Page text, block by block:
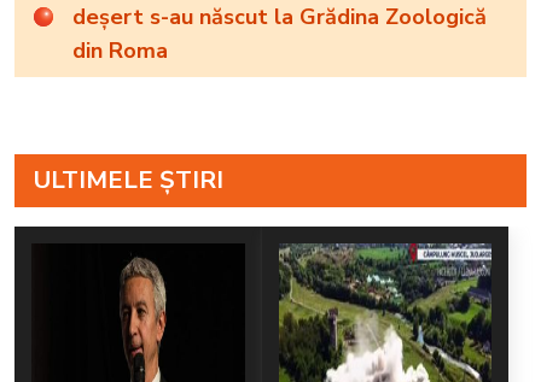
deșert s-au născut la Grădina Zoologică
din Roma
ULTIMELE ȘTIRI